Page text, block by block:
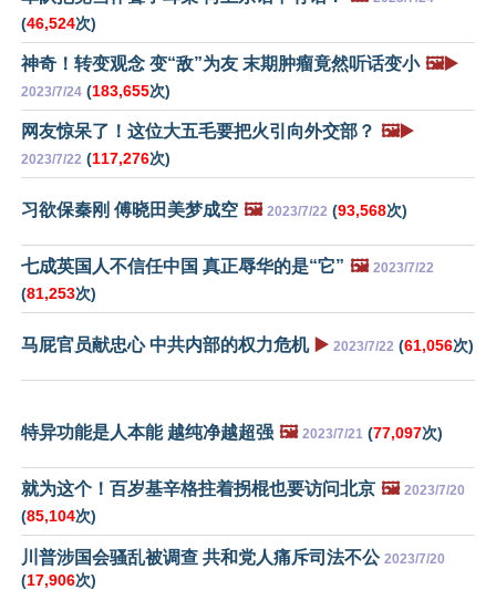
(46,524次)
神奇！转变观念 变“敌”为友 末期肿瘤竟然听话变小 🖼️▶️
2023/7/24 (183,655次)
网友惊呆了！这位大五毛要把火引向外交部？ 🖼️▶️
2023/7/22 (117,276次)
习欲保秦刚 傅晓田美梦成空 🖼️ 2023/7/22 (93,568次)
七成英国人不信任中国 真正辱华的是“它” 🖼️ 2023/7/22
(81,253次)
马屁官员献忠心 中共内部的权力危机 ▶️ 2023/7/22 (61,056次)
特异功能是人本能 越纯净越超强 🖼️ 2023/7/21 (77,097次)
就为这个！百岁基辛格拄着拐棍也要访问北京 🖼️ 2023/7/20
(85,104次)
川普涉国会骚乱被调查 共和党人痛斥司法不公 2023/7/20
(17,906次)